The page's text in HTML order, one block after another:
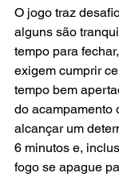
O jogo traz
alguns são
tempo para
exigem cumprir
tempo bem
do acampamento
alcançar um
6 minutos e,
fogo se apague